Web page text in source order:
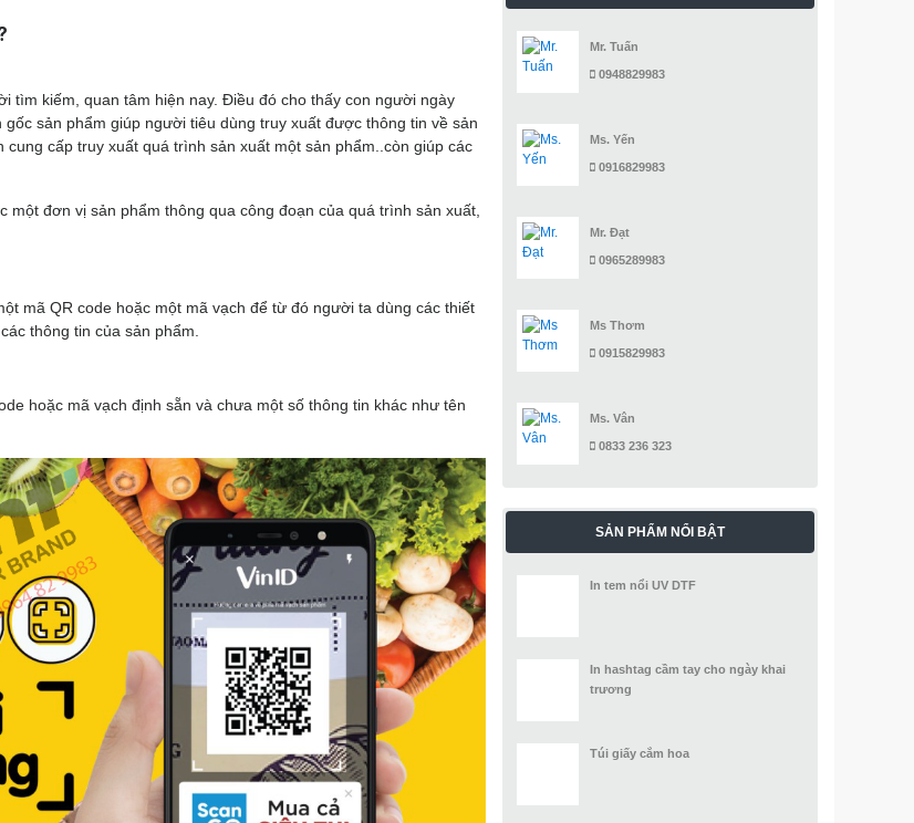
tìm kiếm, quan tâm hiện nay. Điều đó cho thấy con người ngày
sản phẩm giúp người tiêu dùng truy xuất được thông tin về sản
cấp truy xuất quá trình sản xuất một sản phẩm..còn giúp các
đơn vị sản phẩm thông qua công đoạn của quá trình sản xuất,
mã QR code hoặc một mã vạch để từ đó người ta dùng các thiết
thông tin của sản phẩm.
hoặc mã vạch định sẵn và chưa một số thông tin khác như tên
Mr. Tuấn
0948829983
Ms. Yến
0916829983
Mr. Đạt
0965289983
Ms Thơm
0915829983
Ms. Vân
0833 236 323
SẢN PHẨM NỔI BẬT
In tem nổi UV DTF
In hashtag cầm tay cho ngày khai
trương
Túi giấy cắm hoa